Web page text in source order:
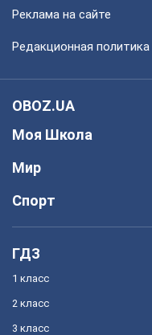
Реклама на сайте
Редакционная политика
OBOZ.UA
Моя Школа
Мир
Спорт
ГДЗ
1 класс
2 класс
3 класс